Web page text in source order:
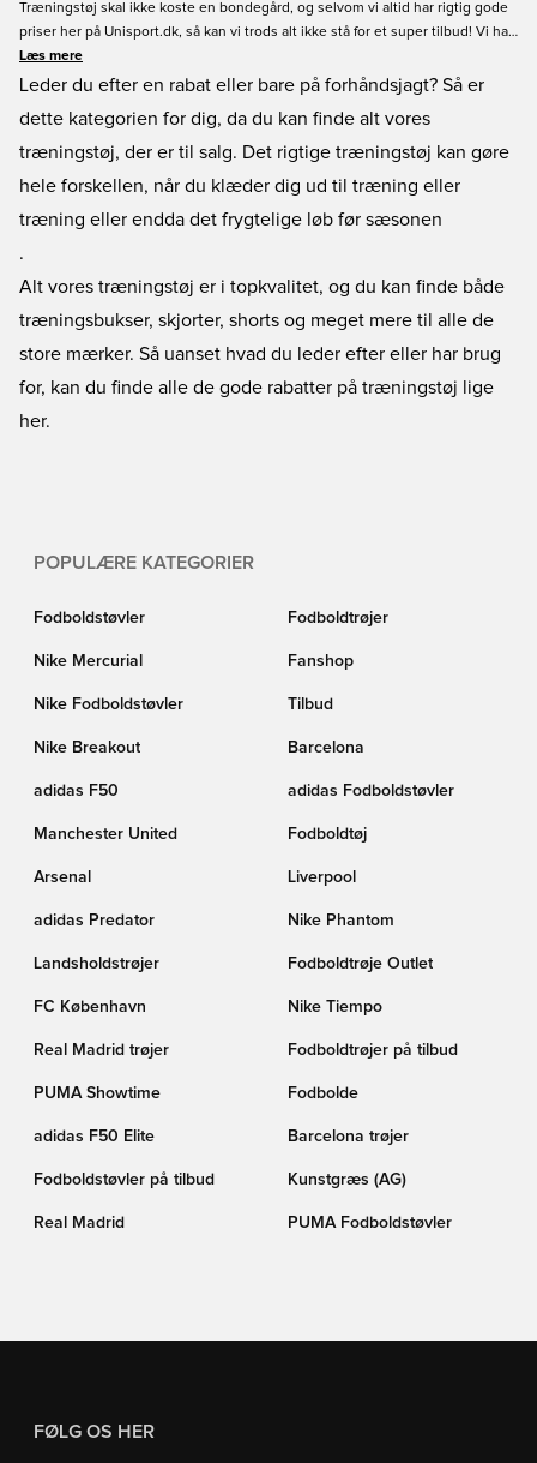
Træningstøj skal ikke koste en bondegård, og selvom vi altid har rigtig gode
priser her på Unisport.dk, så kan vi trods alt ikke stå for et super tilbud! Vi har
derfor samlet alle vores tilbud på træningstøj i denne kategori, så du kan
gøre dig et røverkøb på det lækreste udstyr uden at sprænge banken.
modeller, farver og størrelser, så mon ikke også der er et slagtilbud til dig?
Husk du handler altid nemt og sikkert hos os!
Læs mere
Leder du efter en rabat eller bare på forhåndsjagt? Så er
dette kategorien for dig, da du kan finde alt vores
træningstøj, der er til salg. Det rigtige træningstøj kan gøre
hele forskellen, når du klæder dig ud til træning eller
træning eller endda det frygtelige løb før sæsonen
.
Alt vores træningstøj er i topkvalitet, og du kan finde både
træningsbukser, skjorter, shorts og meget mere til alle de
store mærker. Så uanset hvad du leder efter eller har brug
for, kan du finde alle de gode rabatter på træningstøj lige
her.
POPULÆRE KATEGORIER
Fodboldstøvler Fodboldtrøjer
Nike Mercurial Fanshop
Nike Fodboldstøvler Tilbud
Nike Breakout Barcelona
adidas F50 adidas Fodboldstøvler
Manchester United Fodboldtøj
Arsenal Liverpool
adidas Predator Nike Phantom
Landsholdstrøjer Fodboldtrøje Outlet
FC København Nike Tiempo
Real Madrid trøjer Fodboldtrøjer på tilbud
PUMA Showtime Fodbolde
adidas F50 Elite Barcelona trøjer
Fodboldstøvler på tilbud Kunstgræs (AG)
Real Madrid PUMA Fodboldstøvler
FØLG OS HER